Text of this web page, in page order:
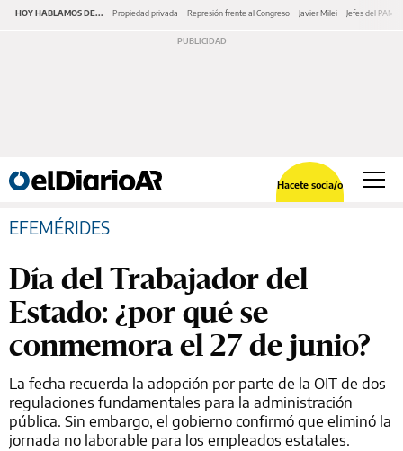
HOY HABLAMOS DE... Propiedad privada Represión frente al Congreso Javier Milei Jefes del PAMI
Hacete socia/o
EFEMÉRIDES
Día del Trabajador del
Estado: ¿por qué se
conmemora el 27 de junio?
La fecha recuerda la adopción por parte de la OIT de dos
regulaciones fundamentales para la administración
pública. Sin embargo, el gobierno confirmó que eliminó la
jornada no laborable para los empleados estatales.